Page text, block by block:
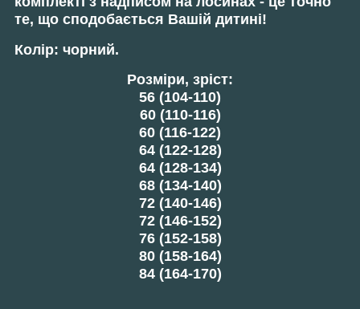
те, що сподобається Вашій дитині!
Колір: чорний.
Розміри, зріст:
56 (104-110)
60 (110-116)
60 (116-122)
64 (122-128)
64 (128-134)
68 (134-140)
72 (140-146)
72 (146-152)
76 (152-158)
80 (158-164)
84 (164-170)